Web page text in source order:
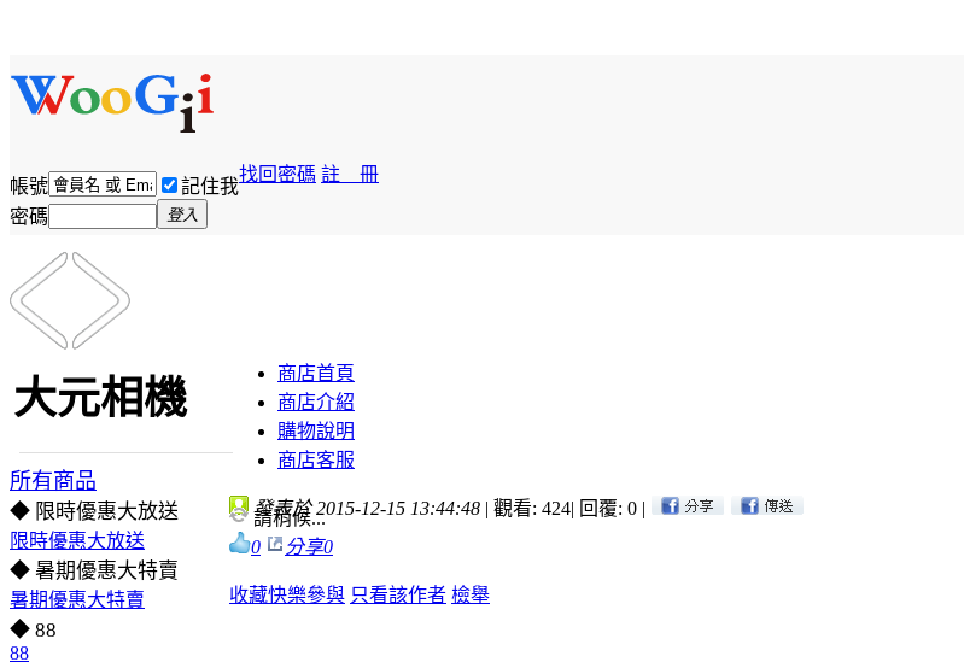
帳號 記住我
找回密碼 註 冊
密碼 登入
大元相機
所有商品
◆ 限時優惠大放送
限時優惠大放送
◆ 暑期優惠大特賣
暑期優惠大特賣
◆ 88
88
商店首頁
商店介紹
購物說明
商店客服
發表於 2015-12-15 13:44:48 | 觀看: 424| 回覆: 0 |
請稍候...
0
分享0
收藏快樂參與 只看該作者 檢舉